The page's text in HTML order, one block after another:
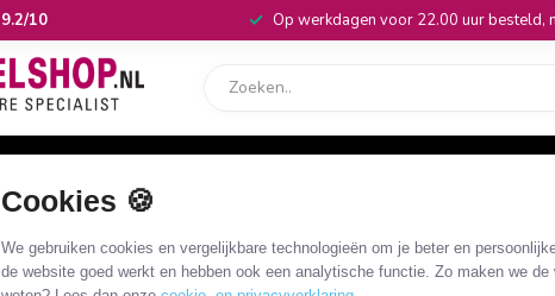
Cookies 🍪
We gebruiken cookies en vergelijkbare technologieën om je beter en
de website goed werkt en hebben ook een analytische functie. Zo maken we
9.2/10 Op werkdagen voor 22.00 uur besteld,